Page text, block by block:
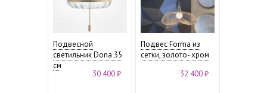
Подвесной
светильник Dona 35
см
30 400 ₽
Подвес Forma из
сетки, золото- хром
32 400 ₽